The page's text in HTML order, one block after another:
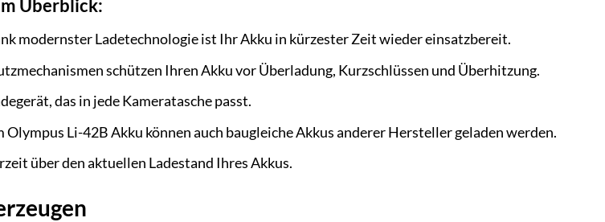
Überblick:
modernster Ladetechnologie ist Ihr Akku in kürzester Zeit wieder einsatzbereit.
schützen Ihren Akku vor Überladung, Kurzschlüssen und Überhitzung.
das in jede Kameratasche passt.
Olympus Li-42B Akku können auch baugleiche Akkus anderer Hersteller geladen werden.
über den aktuellen Ladestand Ihres Akkus.